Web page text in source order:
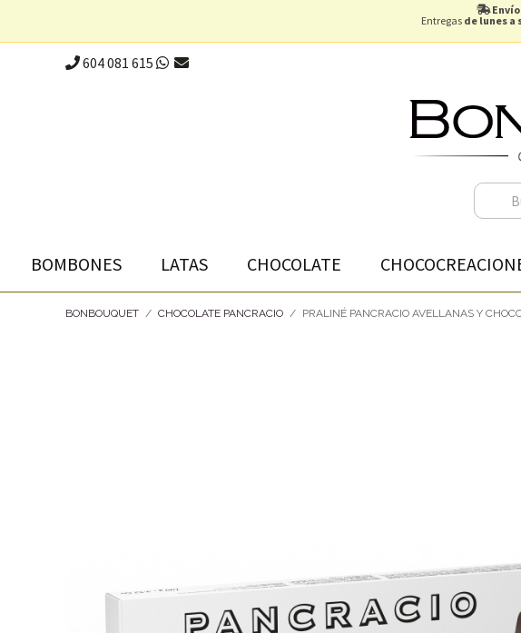
Envío
Entregas de lunes a
604 081 615
BOMBONES LATAS CHOCOLATE
BONBOUQUET / CHOCOLATE PANCRACIO / PRALINÉ PANCRACIO AVELLANAS Y